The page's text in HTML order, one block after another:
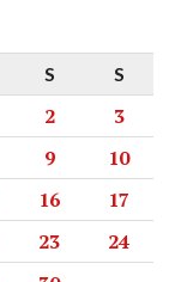
S S
2
3
9
10
16
17
23
24